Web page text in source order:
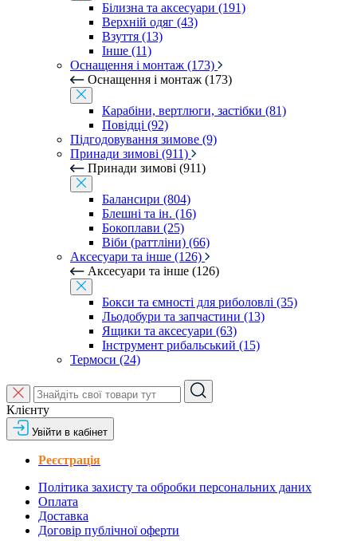
Білизна та аксесуари (191)
Верхній одяг (43)
Взуття (13)
Інше (11)
Оснащення і монтаж (173)
Оснащення і монтаж (173)
Карабіни, вертлюги, застібки (81)
Повідці (92)
Підгодовування зимове (9)
Принади зимові (911)
Принади зимові (911)
Балансири (804)
Блешні та ін. (16)
Бокоплави (25)
Віби (раттліни) (66)
Аксесуари та інше (126)
Аксесуари та інше (126)
Бокси та ємності для риболовлі (35)
Льодобури та запчастини (13)
Ящики та аксесуари (63)
Інструмент рибальський (15)
Термоси (24)
Клієнту
Увійти в кабінет
Реєстрація
Політика захисту та обробки персональних даних
Оплата
Доставка
Договір публічної оферти